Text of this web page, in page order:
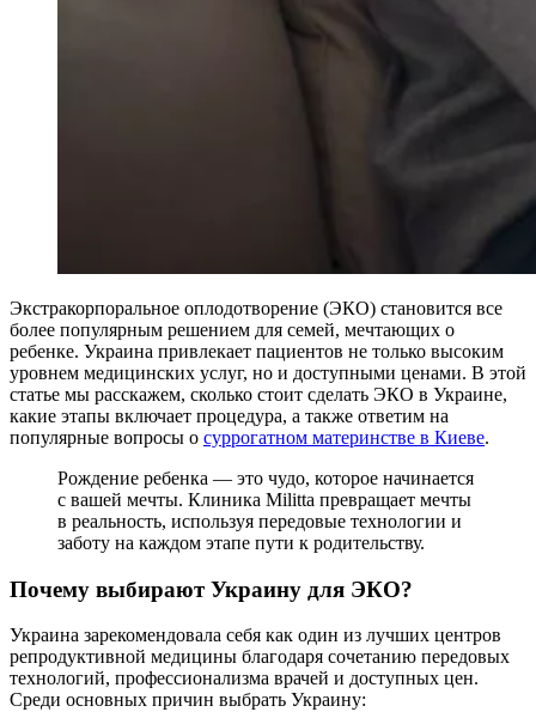
Экстракорпоральное оплодотворение (ЭКО) становится все
более популярным решением для семей, мечтающих о
ребенке. Украина привлекает пациентов не только высоким
уровнем медицинских услуг, но и доступными ценами. В этой
статье мы расскажем, сколько стоит сделать ЭКО в Украине,
какие этапы включает процедура, а также ответим на
популярные вопросы о суррогатном материнстве в Киеве.
Рождение ребенка — это чудо, которое начинается
с вашей мечты. Клиника Militta превращает мечты
в реальность, используя передовые технологии и
заботу на каждом этапе пути к родительству.
Почему выбирают Украину для ЭКО?
Украина зарекомендовала себя как один из лучших центров
репродуктивной медицины благодаря сочетанию передовых
технологий, профессионализма врачей и доступных цен.
Среди основных причин выбрать Украину: